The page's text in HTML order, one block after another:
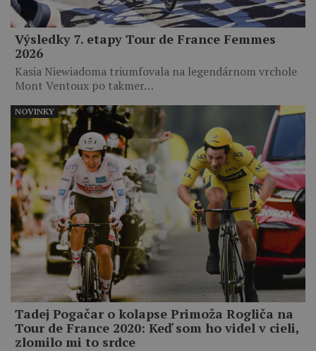
Výsledky 7. etapy Tour de France Femmes
2026
Kasia Niewiadoma triumfovala na legendárnom vrchole
Mont Ventoux po takmer…
Tadej Pogačar o kolapse Primoža Rogliča na
Tour de France 2020: Keď som ho videl v cieli,
zlomilo mi to srdce
NOVINKY